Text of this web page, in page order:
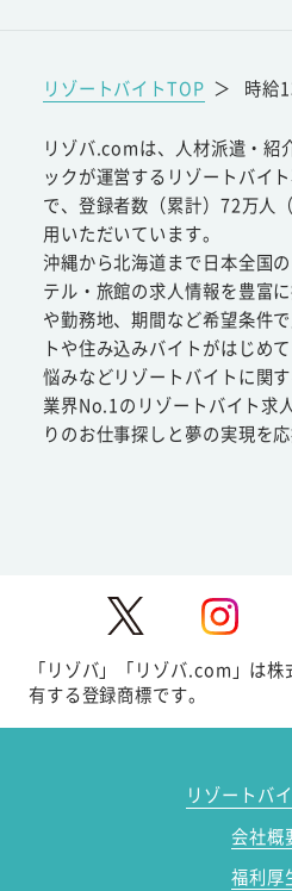
リゾートバイトTOP ＞ 時給
リゾバ.comは、人材派遣・紹
ックが運営するリゾートバイ
で、登録者数（累計）72万人
用いただいています。
沖縄から北海道まで日本全国
テル・旅館の求人情報を豊富
や勤務地、期間など希望条件
トや住み込みバイトがはじめ
悩みなどリゾートバイトに関
業界No.1のリゾートバイト求
りのお仕事探しと夢の実現を応
「リゾバ」「リゾバ.com」は
有する登録商標です。
リゾートバ
会社概
福利厚